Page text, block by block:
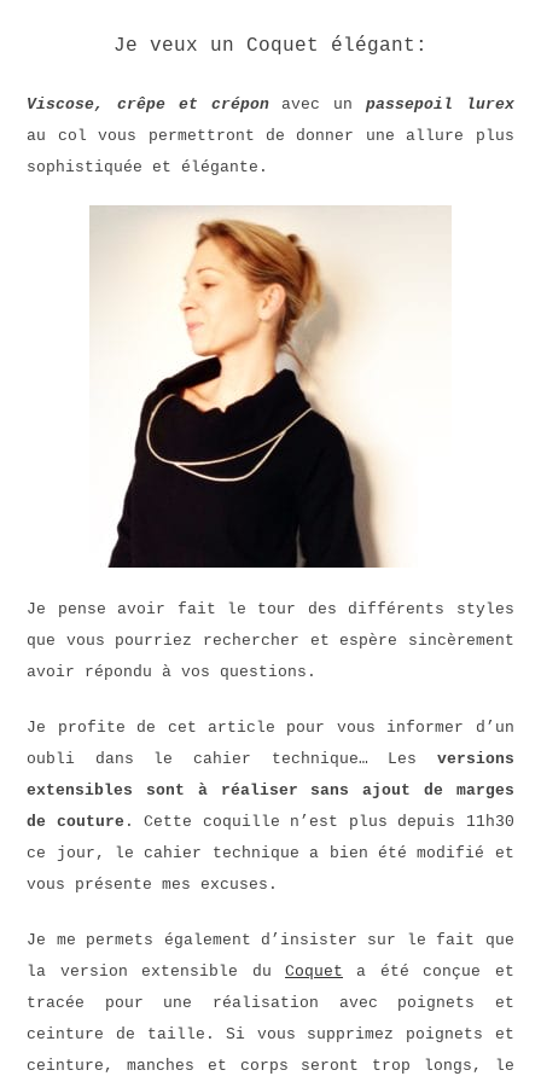
Je veux un Coquet élégant:
Viscose, crêpe et créponavec un passepoil lurex
au col vous permettront de donner une allure plus
sophistiquée et élégante.
Je pense avoir fait le tour des différents styles
que vous pourriez rechercher et espère sincèrement
avoir répondu à vos questions.
Je profite de cet article pour vous informer d’un
oubli dans le cahier technique… Les versions
extensibles sont à réaliser sans ajout de marges
de couture . Cette coquille n’est plus depuis 11h30
ce jour, le cahier technique a bien été modifié et
vous présente mes excuses.
Je me permets également d’insister sur le fait que
la version extensible du Coquet a été conçue et
tracée pour une réalisation avec poignets et
ceinture de taille. Si vous supprimez poignets et
ceinture, manches et corps seront trop longs, le